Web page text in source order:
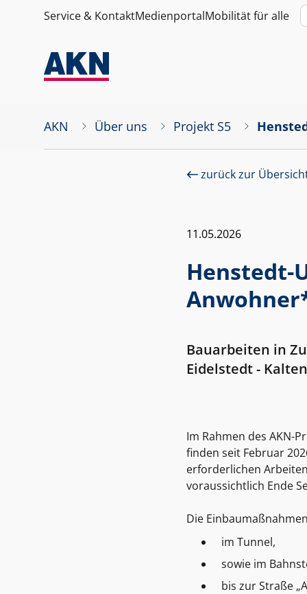
Service & KontaktMedienportalMobilität für alle
AKN Über uns Projekt S5
zurück zur
11.05.2026
Henstedt-
Bauarbeiten in
Eidelstedt -
Im Rahmen des AKN-
finden seit Februar
erforderlichen
voraussichtlich Ende
Die
im Tunnel,
sowie im
bis zur Straße